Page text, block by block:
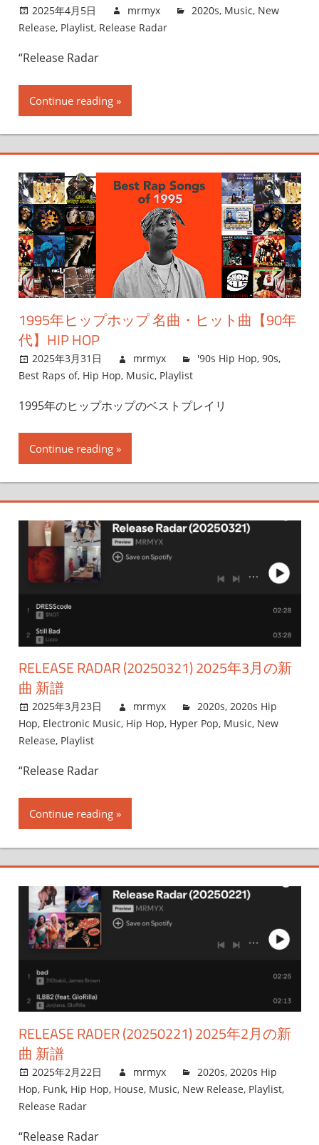
2025年4月5日 mrmyx 2020s, Music, New
Release, Playlist, Release Radar
“Release Radar
Continue reading
1995年ヒップホップ 名曲・ヒット曲【90年
代】HIP HOP
2025年3月31日 mrmyx '90s Hip Hop,90s,
Best Raps of, Hip Hop, Music, Playlist
1995年のヒップホップのベストプレイリ
Continue reading
RELEASE RADAR (20250321) 2025年3月の新
曲 新譜
2025年3月23日 mrmyx 2020s,2020s Hip
Hop, Electronic Music, Hip Hop, Hyper Pop, Music, New
Release, Playlist
“Release Radar
Continue reading
RELEASE RADER (20250221) 2025年2月の新
曲 新譜
2025年2月22日 mrmyx 2020s, 2020s Hip
Hop, Funk, Hip Hop, House, Music, New Release, Playlist,
Release Radar
“Release Radar